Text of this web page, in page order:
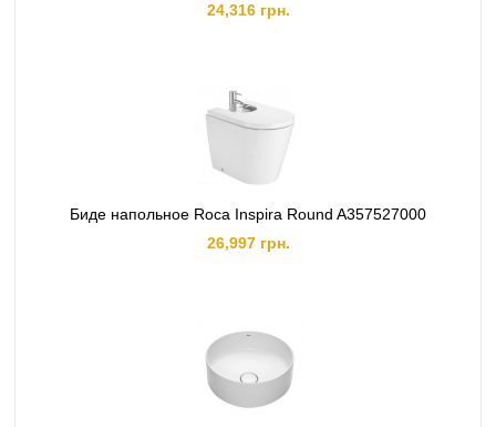
24,316 грн.
Биде напольное Roca Inspira Round A357527000
26,997 грн.